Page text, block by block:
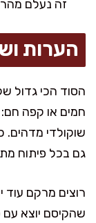
זה נעלם מהר
הערות
הסוד הכי גדול
חמים או קפה חם:
שוקולדי
גם בכל פיתוח
רוצים מרקם עוד
שהקיסם יוצא עם